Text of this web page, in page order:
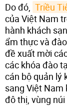
Do đó, Triều
của Việt Nam
hành khách
ẩm thực và
đề xuất mời
các khóa đào
cán bộ quản lý
sang Việt Nam
đô thị, vùng